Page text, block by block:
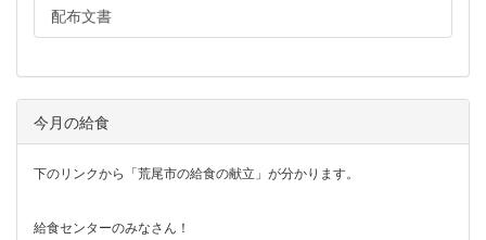
配布文書
今月の給食
下のリンクから「荒尾市の給食の献立」が分かります。
給食センターのみなさん！